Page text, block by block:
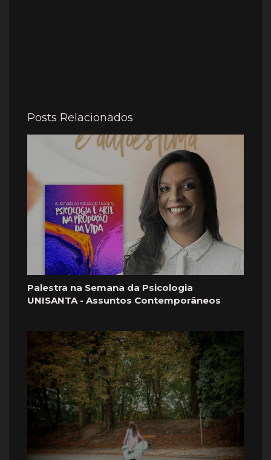
Posts Relacionados
Palestra na Semana da Psicologia
UNISANTA - Assuntos Contemporâneos